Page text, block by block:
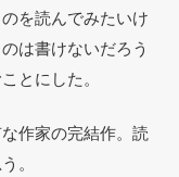
を読んでみたいけ
は書けないだろう
とにした。
作家の完結作。読
。